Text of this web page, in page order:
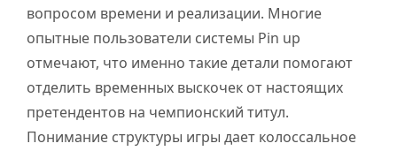
вопросом времени и реализации. Многие
опытные пользователи системы Pin up
отмечают, что именно такие детали помогают
отделить временных выскочек от настоящих
претендентов на чемпионский титул.
Понимание структуры игры дает колоссальное